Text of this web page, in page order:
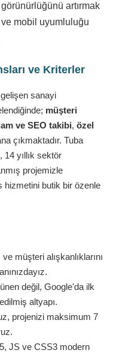
artırmak
ve mobil uyumluluğu
ve Kriterler
sanayi
müşteri
ve SEO takibi, özel
çıkmaktadır. Tuba
14 yıllık sektör
projemizle
hizmetini butik bir özenle
müşteri alışkanlıklarını
değil, Google'da ilk
altyapı.
projenizi maksimum 7
JS ve CSS3 modern